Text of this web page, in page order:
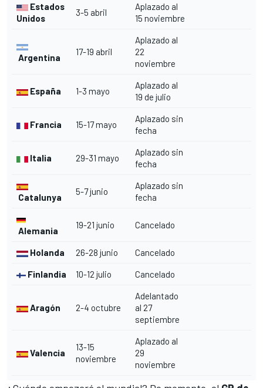
Estados
Unidos
3-5 abril
Aplazado al
15 noviembre
Argentina
17-19 abril
Aplazado al
22
noviembre
España 1-3 mayo
Aplazado al
19 de julio
Francia 15-17 mayo
Aplazado sin
fecha
Italia 29-31 mayo
Aplazado sin
fecha
Catalunya
5-7 junio
Aplazado sin
fecha
Alemania
19-21 junio Cancelado
Holanda 26-28 junio Cancelado
Finlandia 10-12 julio Cancelado
Aragón 2-4 octubre
Adelantado
al 27
septiembre
Valencia
13-15
noviembre
Aplazado al
29
noviembre